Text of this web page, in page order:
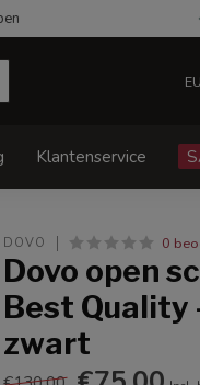
Klantenservice
DOVO 0
Dovo open
Best
zwart